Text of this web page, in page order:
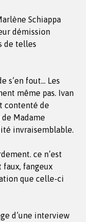
Schiappa
démission
de telles
s’en fout… Les
même pas. Ivan
contenté de
Madame
invraisemblable.
ce n’est
faux, fangeux
que celle-ci
d’une interview